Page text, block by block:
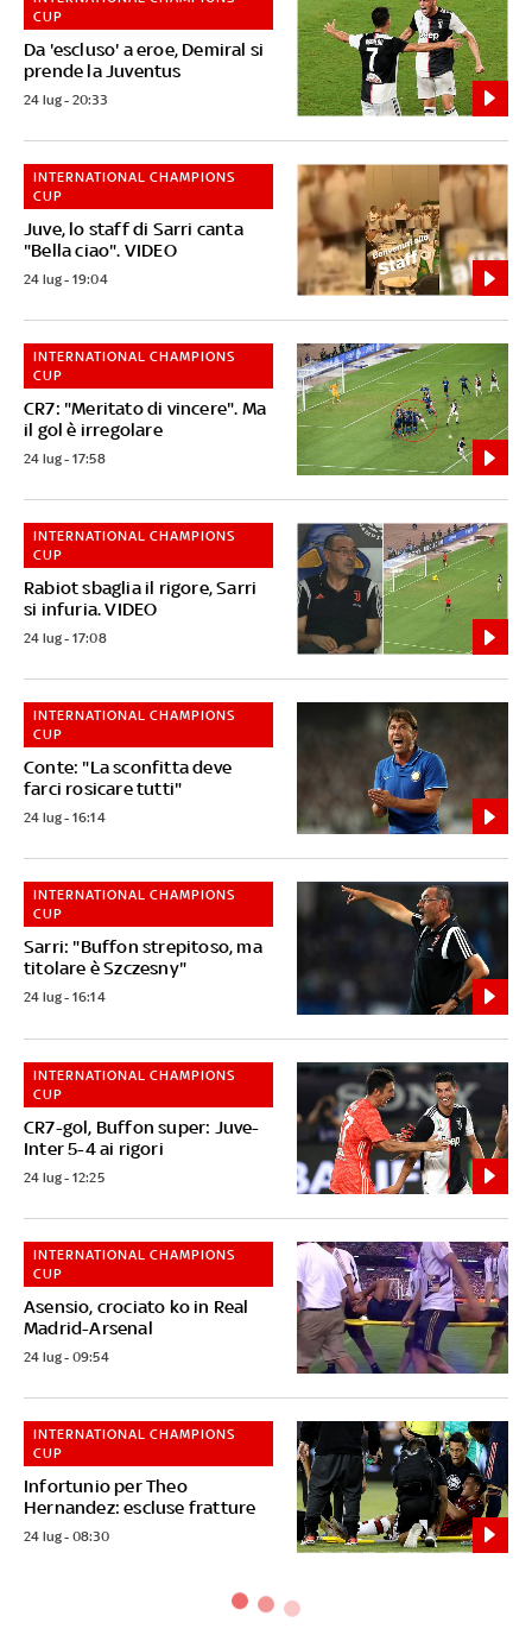
Da 'escluso' a eroe, Demiral si
prende la Juventus
CUP
24 lug - 20:33
Juve, lo staff di Sarri canta
"Bella ciao". VIDEO
INTERNATIONAL CHAMPIONS
CUP
24 lug - 19:04
CR7: "Meritato di vincere". Ma
il gol è irregolare
INTERNATIONAL CHAMPIONS
CUP
24 lug - 17:58
Rabiot sbaglia il rigore, Sarri
si infuria. VIDEO
INTERNATIONAL CHAMPIONS
CUP
24 lug - 17:08
Conte: "La sconfitta deve
farci rosicare tutti"
INTERNATIONAL CHAMPIONS
CUP
24 lug - 16:14
Sarri: "Buffon strepitoso, ma
titolare è Szczesny"
INTERNATIONAL CHAMPIONS
CUP
24 lug - 16:14
CR7-gol, Buffon super: Juve-
Inter 5-4 ai rigori
INTERNATIONAL CHAMPIONS
CUP
24 lug - 12:25
Asensio, crociato ko in Real
Madrid-Arsenal
INTERNATIONAL CHAMPIONS
CUP
24 lug - 09:54
Infortunio per Theo
Hernandez: escluse fratture
INTERNATIONAL CHAMPIONS
CUP
24 lug - 08:30